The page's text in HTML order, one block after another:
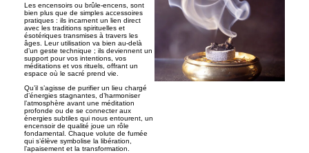
Les encensoirs ou brûle-encens, sont
bien plus que de simples accessoires
pratiques : ils incarnent un lien direct
avec les traditions spirituelles et
ésotériques transmises à travers les
âges. Leur utilisation va bien au-delà
d’un geste technique ; ils deviennent un
support pour vos intentions, vos
méditations et vos rituels, offrant un
espace où le sacré prend vie.
Qu’il s’agisse de purifier un lieu chargé
d’énergies stagnantes, d’harmoniser
l’atmosphère avant une méditation
profonde ou de se connecter aux
énergies subtiles qui nous entourent, un
encensoir de qualité joue un rôle
fondamental. Chaque volute de fumée
qui s’élève symbolise la libération,
l’apaisement et la transformation.